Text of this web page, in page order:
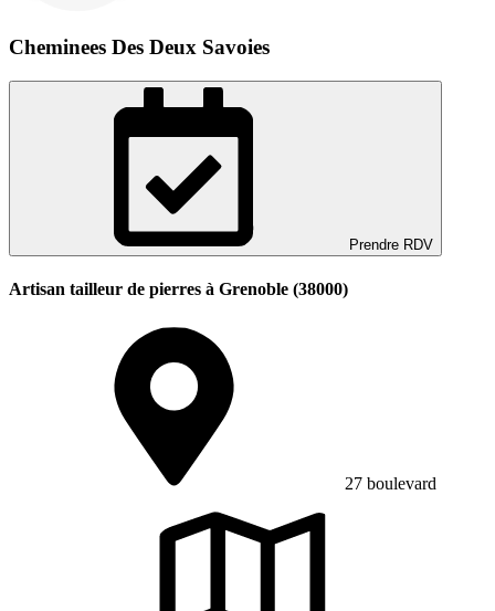
Cheminees Des Deux Savoies
Prendre RDV
Artisan tailleur de pierres à Grenoble (38000)
27 boulevard